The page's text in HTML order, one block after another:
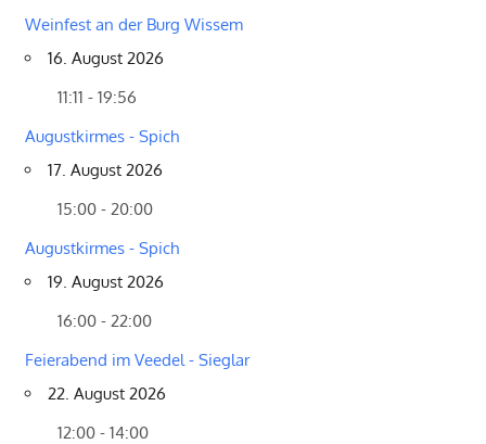
Weinfest an der Burg Wissem
16. August 2026
11:11 - 19:56
Augustkirmes - Spich
17. August 2026
15:00 - 20:00
Augustkirmes - Spich
19. August 2026
16:00 - 22:00
Feierabend im Veedel - Sieglar
22. August 2026
12:00 - 14:00